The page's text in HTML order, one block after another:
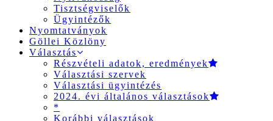
Tisztségviselők
Ügyintézők
Nyomtatványok
Göllei Közlöny
Választás
Részvételi adatok, eredmények
Választási szervek
Választási ügyintézés
2024. évi általános választások
*
Korábbi választások